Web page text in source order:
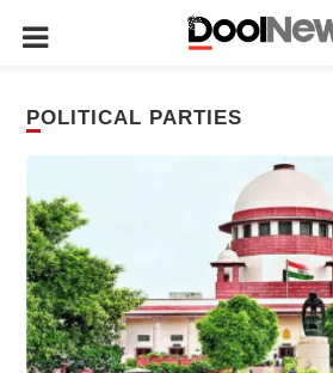
POLITICAL PARTIES